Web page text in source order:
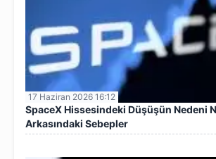
17 Haziran 2026 16:12
SpaceX Hissesindeki Düşüşün Nedeni
Arkasındaki Sebepler